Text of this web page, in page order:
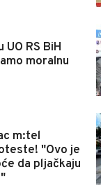
UO RS BiH
moralnu
m:tel
"Ovo je
da pljačkaju